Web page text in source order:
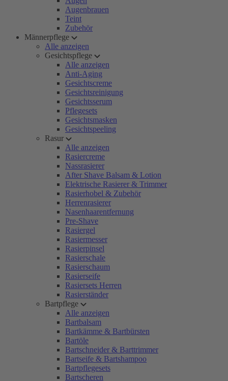
Augenbrauen
Teint
Zubehör
Männerpflege
Alle anzeigen
Gesichtspflege
Alle anzeigen
Anti-Aging
Gesichtscreme
Gesichtsreinigung
Gesichtsserum
Pflegesets
Gesichtsmasken
Gesichtspeeling
Rasur
Alle anzeigen
Rasiercreme
Nassrasierer
After Shave Balsam & Lotion
Elektrische Rasierer & Trimmer
Rasierhobel & Zubehör
Herrenrasierer
Nasenhaarentfernung
Pre-Shave
Rasiergel
Rasiermesser
Rasierpinsel
Rasierschale
Rasierschaum
Rasierseife
Rasiersets Herren
Rasierständer
Bartpflege
Alle anzeigen
Bartbalsam
Bartkämme & Bartbürsten
Bartöle
Bartschneider & Barttrimmer
Bartseife & Bartshampoo
Bartpflegesets
Bartscheren